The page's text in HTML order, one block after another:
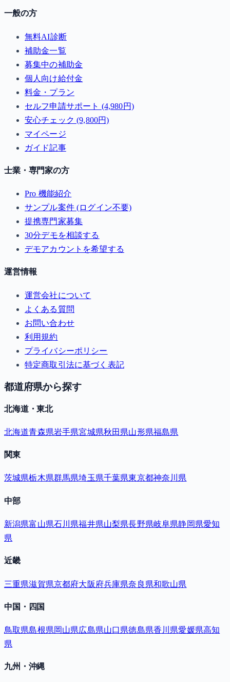
一般の方
無料AI診断
補助金一覧
募集中の補助金
個人向け給付金
料金・プラン
セルフ申請サポート (4,980円)
安心チェック (9,800円)
マイページ
ガイド記事
士業・専門家の方
Pro 機能紹介
サンプル案件 (ログイン不要)
提携専門家募集
30分デモを相談する
デモアカウントを希望する
運営情報
運営会社について
よくある質問
お問い合わせ
利用規約
プライバシーポリシー
特定商取引法に基づく表記
都道府県から探す
北海道・東北
北海道青森県岩手県宮城県秋田県山形県福島県
関東
茨城県栃木県群馬県埼玉県千葉県東京都神奈川県
中部
新潟県富山県石川県福井県山梨県長野県岐阜県静岡県愛知
県
近畿
三重県滋賀県京都府大阪府兵庫県奈良県和歌山県
中国・四国
鳥取県島根県岡山県広島県山口県徳島県香川県愛媛県高知
県
九州・沖縄